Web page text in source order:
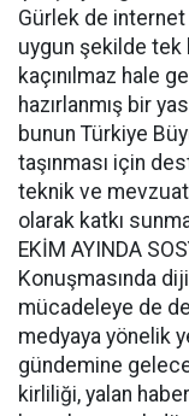
Gürlek de
uygun şekilde tek
kaçınılmaz hale
hazırlanmış bir
bunun Türkiye
taşınması için
teknik ve
olarak katkı
EKİM AYINDA
Konuşmasında
mücadeleye de
medyaya yönelik
gündemine
kirliliği, yalan